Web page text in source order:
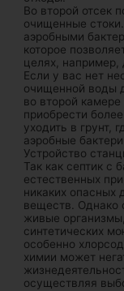
Во второй отсек
очищенные
аэробными
которое
целях, например,
Если у вас нет
очищенной воды
во второй
приобрести
уходить в грунт,
аэробные
Устройство
Так как септик с
естественных
никаких
веществ. Однако
живые
синтетических
особенно
химии может
осуществляя